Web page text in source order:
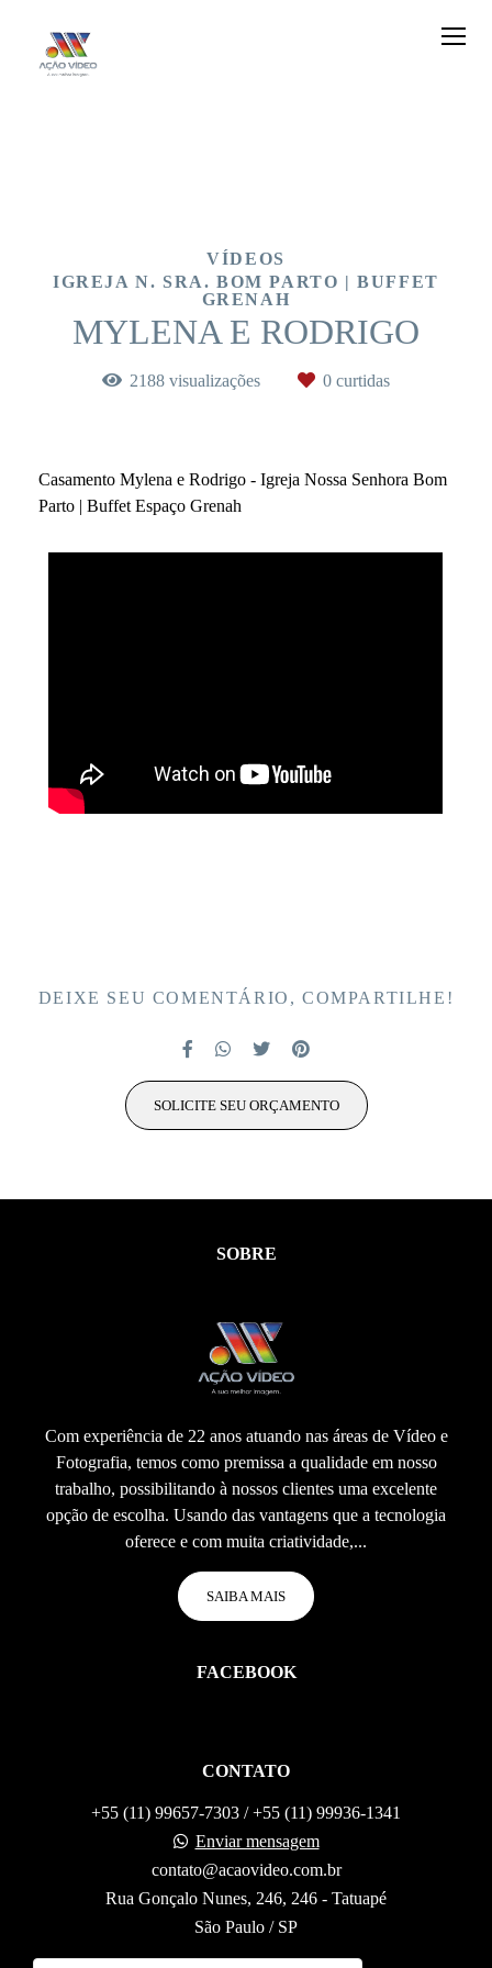
VÍDEOS
IGREJA N. SRA. BOM PARTO | BUFFET
GRENAH
MYLENA E RODRIGO
2188 visualizações 0 curtidas
Casamento Mylena e Rodrigo - Igreja Nossa Senhora Bom
Parto | Buffet Espaço Grenah
DEIXE SEU COMENTÁRIO, COMPARTILHE!
SOLICITE SEU ORÇAMENTO
SOBRE
Com experiência de 22 anos atuando nas áreas de Vídeo e
Fotografia, temos como premissa a qualidade em nosso
trabalho, possibilitando à nossos clientes uma excelente
opção de escolha. Usando das vantagens que a tecnologia
oferece e com muita criatividade,...
SAIBA MAIS
FACEBOOK
CONTATO
+55 (11) 99657-7303 / +55 (11) 99936-1341
Enviar mensagem
contato@acaovideo.com.br
Rua Gonçalo Nunes, 246, 246 - Tatuapé
São Paulo / SP